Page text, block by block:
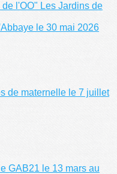
l'OO" Les Jardins de
le 30 mai 2026
de maternelle le 7 juillet
GAB21 le 13 mars au